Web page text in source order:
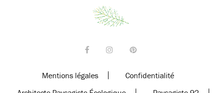
Mentions légales
Confidentialité